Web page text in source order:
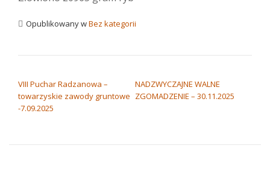
Opublikowany wBez kategorii
VIII Puchar Radzanowa –
towarzyskie zawody gruntowe
-7.09.2025
NADZWYCZAJNE WALNE
ZGOMADZENIE – 30.11.2025